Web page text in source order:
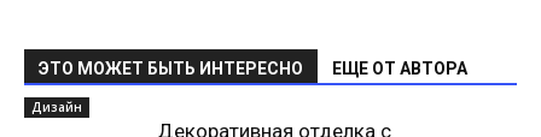
ЭТО МОЖЕТ БЫТЬ ИНТЕРЕСНО ЕЩЕ ОТ АВТОРА
Дизайн
Декоративная отделка с